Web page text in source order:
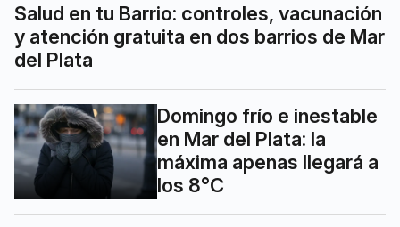
Salud en tu Barrio: controles, vacunación
y atención gratuita en dos barrios de Mar
del Plata
Domingo frío e inestable
en Mar del Plata: la
máxima apenas llegará a
los 8°C